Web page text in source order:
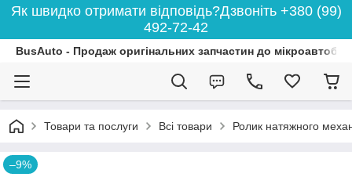
Як швидко отримати відповідь?Дзвоніть +380 (99)
492-72-42
BusAuto - Продаж оригінальних запчастин до
Товари та послуги Всі товари Ролик натяжного
–9%